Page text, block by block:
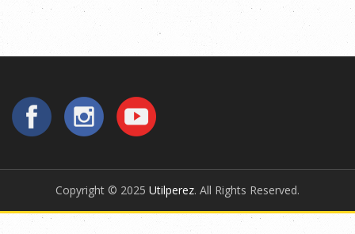
Copyright © 2025 Utilperez. All Rights Reserved.